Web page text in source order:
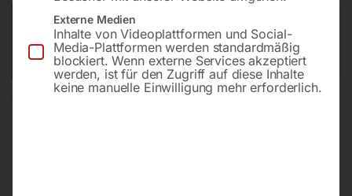
Versandkosten Standard (Österreich):
Bitte beachten Sie: Die Versandkosten gelten für Österreich.
Andere Länder können abweichen.
Externe Medien
Inhalte von Videoplattformen und Social-
Media-Plattformen werden standardmäßig
blockiert. Wenn externe Services akzeptiert
werden, ist für den Zugriff auf diese Inhalte
keine manuelle Einwilligung mehr erforderlich.